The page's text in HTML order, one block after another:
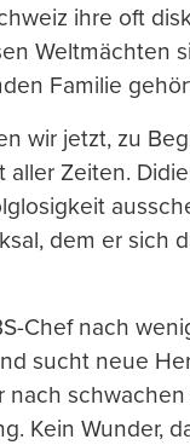
ihre oft
Weltmächten
Familie
wir jetzt, zu
Zeiten.
dem er sich
Chef nach
sucht neue
nach
Kein Wunder,